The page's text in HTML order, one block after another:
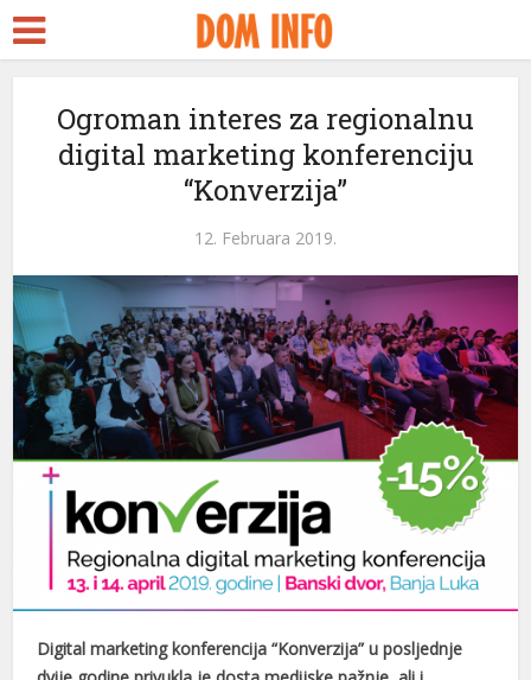
Ogroman interes za regionalnu
digital marketing konferenciju
“Konverzija”
12. Februara 2019.
Digital marketing konferencija “Konverzija” u posljednje